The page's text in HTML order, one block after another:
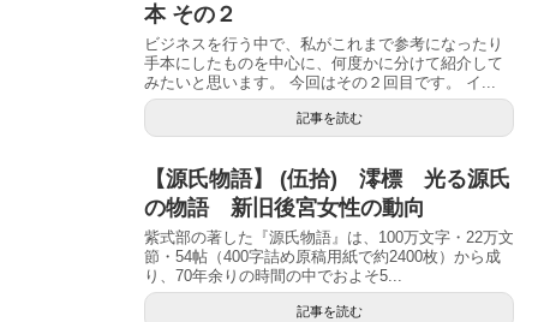
本 その２
ビジネスを行う中で、私がこれまで参考になったり
手本にしたものを中心に、何度かに分けて紹介して
みたいと思います。 今回はその２回目です。 イ...
記事を読む
【源氏物語】 (伍拾) 澪標 光る源氏
の物語 新旧後宮女性の動向
紫式部の著した『源氏物語』は、100万文字・22万文
節・54帖（400字詰め原稿用紙で約2400枚）から成
り、70年余りの時間の中でおよそ5...
記事を読む